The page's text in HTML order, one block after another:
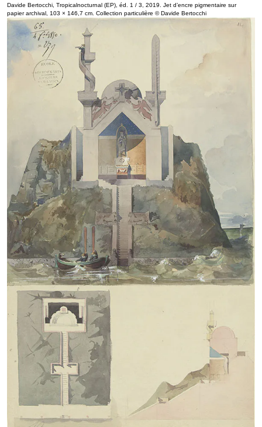
Davide Bertocchi, Tropicalnocturnal (EP), éd. 1 / 3, 2019. Jet d’encre pigmentaire sur
papier archival, 103 × 146,7 cm. Collection particulière © Davide Bertocchi